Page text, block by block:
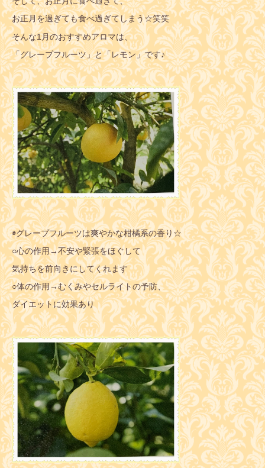
お正月を過ぎても食べ過ぎてしまう☆笑笑
そんな1月のおすすめアロマは、
「グレープフルーツ」と「レモン」です♪
◉グレープフルーツは爽やかな柑橘系の香り☆
○心の作用→不安や緊張をほぐして
気持ちを前向きにしてくれます
○体の作用→むくみやセルライトの予防、
ダイエットに効果あり